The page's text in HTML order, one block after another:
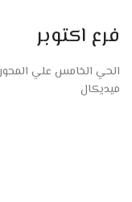
فرع اكتوبر
الحي الخامس علي
ميديكال